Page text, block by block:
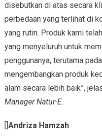
disebutkan di atas secara
perbedaan yang terlihat di
yang rutin. Produk kami
yang menyeluruh untuk
penggunanya, terutama
mengembangkan produk
alam secara lebih baik”,
Manager Natur-E.
Andriza Hamzah